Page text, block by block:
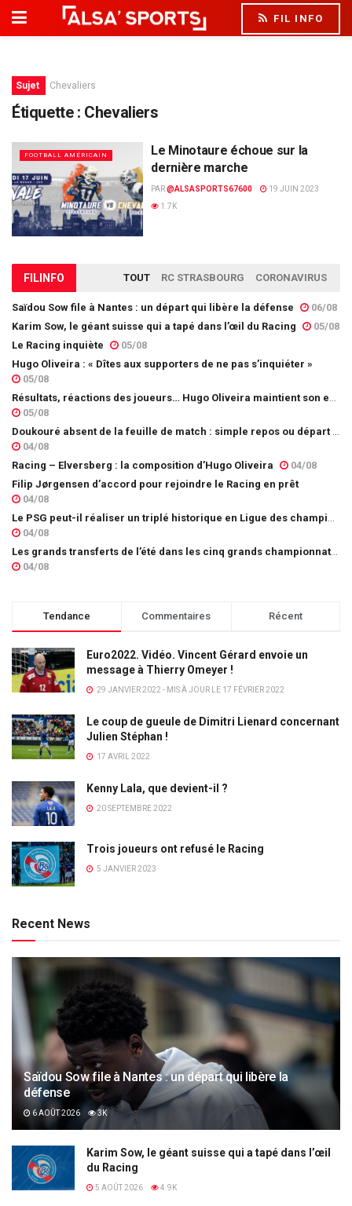
FIL INFO
Sujet Chevaliers
Étiquette : Chevaliers
FOOTBALL AMÉRICAIN
Le Minotaure échoue sur la
dernière marche
PAR@ALSASPORTS67600
19 JUIN 2023
1.7K
FILINFO TOUT RC STRASBOURG CORONAVIRUS
Saïdou Sow file à Nantes : un départ qui libère la défense
06/08
Karim Sow, le géant suisse qui a tapé dans l’œil du Racing
05/08
Le Racing inquiète
05/08
Hugo Oliveira : « Dîtes aux supporters de ne pas s’inquiéter »
05/08
05/08
04/08
Racing – Elversberg : la composition d’Hugo Oliveira
04/08
Filip Jørgensen d’accord pour rejoindre le Racing en prêt
04/08
04/08
04/08
Tendance Commentaires Récent
Euro2022. Vidéo. Vincent Gérard envoie un
message à Thierry Omeyer !
29 JANVIER 2022 - MIS À JOUR LE 17 FÉVRIER 2022
Le coup de gueule de Dimitri Lienard concernant
Julien Stéphan !
17 AVRIL 2022
Kenny Lala, que devient-il ?
20 SEPTEMBRE 2022
Trois joueurs ont refusé le Racing
5 JANVIER 2023
Recent News
Saïdou Sow file à Nantes : un départ qui libère la
défense
6 AOÛT 2026 3K
Karim Sow, le géant suisse qui a tapé dans l’œil
du Racing
5 AOÛT 2026 4.9K